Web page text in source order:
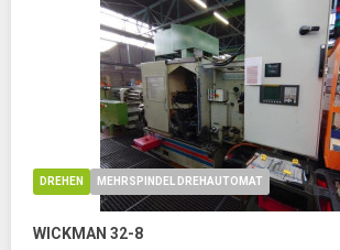
DREHEN MEHRSPINDEL DREHAUTOMAT
WICKMAN 32-8